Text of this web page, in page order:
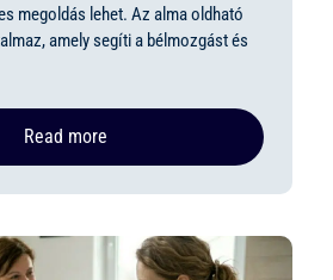
megoldás lehet. Az alma oldható
amely segíti a bélmozgást és
Read more